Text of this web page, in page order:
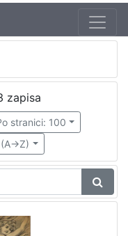
– 4. 3. 1928.)
zapisa
stranici: 100
>Z)